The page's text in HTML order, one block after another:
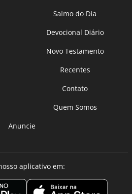
Salmo do Dia
Devocional Diário
Novo Testamento
Recentes
Contato
Quem Somos
Anuncie
aplicativo em: